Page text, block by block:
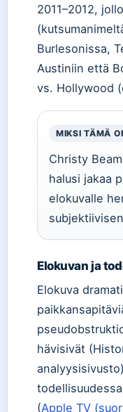
2011–2012,
Burlesonissa,
Austiniin että
vs. Hollywood
MIKSI TÄMÄ
Christy
halusi jakaa
elokuvalle
Elokuvan ja
Elokuva
hävisivät
(Apple TV